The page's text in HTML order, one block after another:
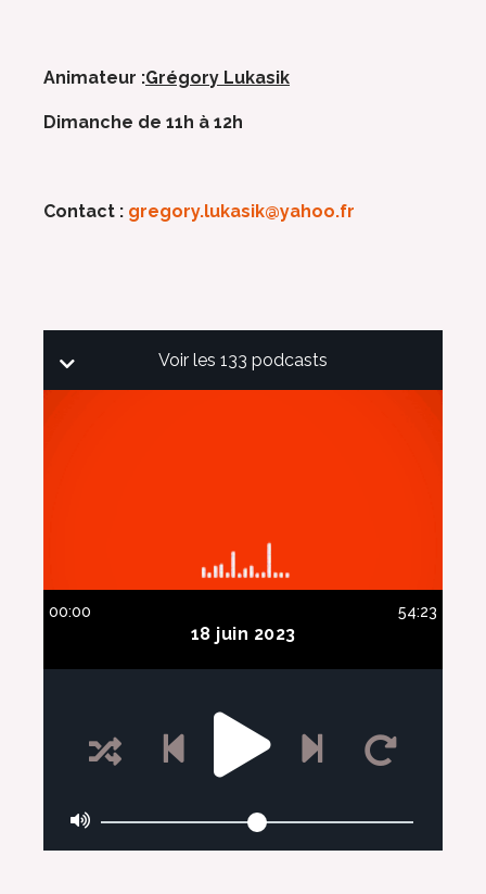
Voir les 133 podcasts
00:00 54:23
18 juin 2023
Animateur :Grégory Lukasik
Dimanche de 11h à 12h
Contact : gregory.lukasik@yahoo.fr